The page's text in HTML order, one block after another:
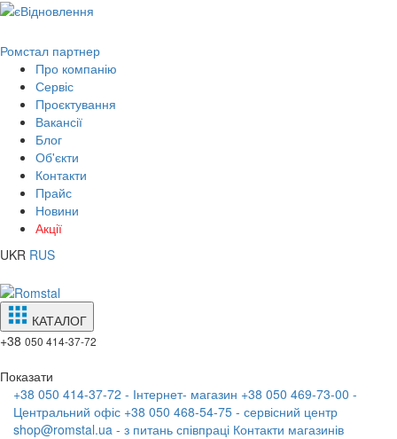
Ромстал партнер
Про компанію
Сервіс
Проєктування
Вакансії
Блог
Об'єкти
Контакти
Прайс
Новини
Акції
UKR RUS
КАТАЛОГ
+38 050 414-37-72
Показати
+38 050 414-37-72 - Інтернет- магазин +38 050 469-73-00 -
Центральний офіс +38 050 468-54-75 - сервісний центр
shop@romstal.ua - з питань співпраці Контакти магазинів